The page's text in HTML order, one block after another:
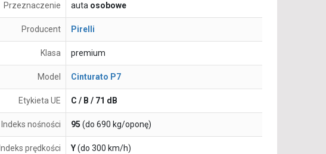
Przeznaczenie auta osobowe
Producent Pirelli
Klasa premium
Model Cinturato P7
Etykieta UE C / B / 71 dB
Indeks nośności 95 (do 690 kg/oponę)
Indeks prędkości Y(do 300 km/h)